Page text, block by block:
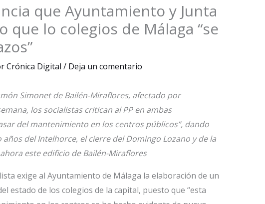
que Ayuntamiento y Junta
que lo colegios de Málaga “se
Crónica Digital / Deja un comentario
Simonet de Bailén-Miraflores, afectado por
los socialistas critican al PP en ambas
del mantenimiento en los centros públicos”, dando
años del Intelhorce, el cierre del Domingo Lozano y de la
este edificio de Bailén-Miraflores
exige al Ayuntamiento de Málaga la elaboración de un
estado de los colegios de la capital, puesto que “esta